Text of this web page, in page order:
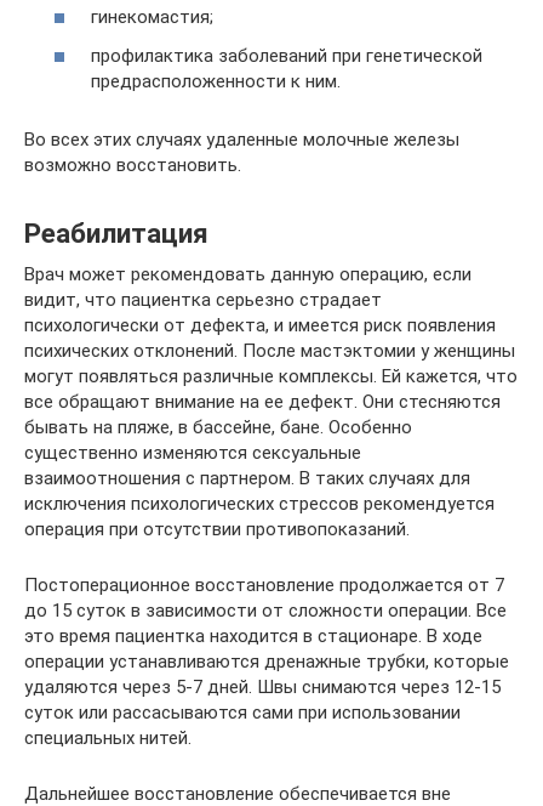
гинекомастия;
профилактика заболеваний при генетической
предрасположенности к ним.
Во всех этих случаях удаленные молочные железы
возможно восстановить.
Реабилитация
Врач может рекомендовать данную операцию, если
видит, что пациентка серьезно страдает
психологически от дефекта, и имеется риск появления
психических отклонений. После мастэктомии у женщины
могут появляться различные комплексы. Ей кажется, что
все обращают внимание на ее дефект. Они стесняются
бывать на пляже, в бассейне, бане. Особенно
существенно изменяются сексуальные
взаимоотношения с партнером. В таких случаях для
исключения психологических стрессов рекомендуется
операция при отсутствии противопоказаний.
Постоперационное восстановление продолжается от 7
до 15 суток в зависимости от сложности операции. Все
это время пациентка находится в стационаре. В ходе
операции устанавливаются дренажные трубки, которые
удаляются через 5-7 дней. Швы снимаются через 12-15
суток или рассасываются сами при использовании
специальных нитей.
Дальнейшее восстановление обеспечивается вне